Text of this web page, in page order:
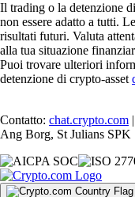
Il trading o la detenzione
non essere adatto a tutti.
risultati futuri. Valuta
alla tua situazione
Puoi trovare ulteriori
detenzione di crypto-asset
Contatto: chat.crypto.com
Ang Borg, St Julians SPK